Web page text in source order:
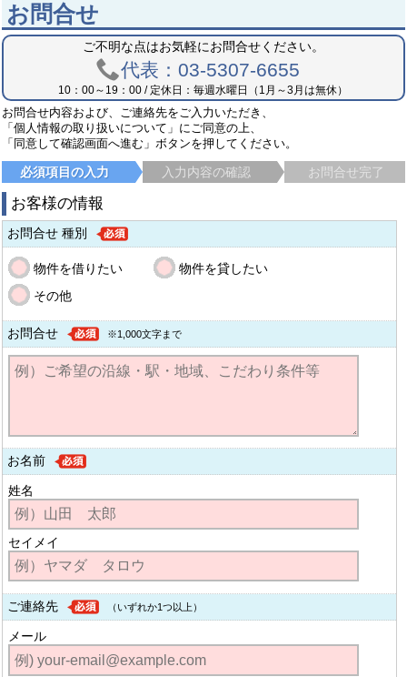
お問合せ
ご不明な点はお気軽にお問合せください。
代表：03-5307-6655
10：00～19：00 / 定休日：毎週水曜日（1月～3月は無休）
お問合せ内容および、ご連絡先をご入力いただき、
「個人情報の取り扱いについて」にご同意の上、
「同意して確認画面へ進む」ボタンを押してください。
必須項目の入力 入力内容の確認 お問合せ完了
お客様の情報
お問合せ 種別
物件を借りたい
物件を貸したい
その他
お問合せ ※1,000文字まで
お名前
姓名
セイメイ
ご連絡先 （いずれか1つ以上）
メール